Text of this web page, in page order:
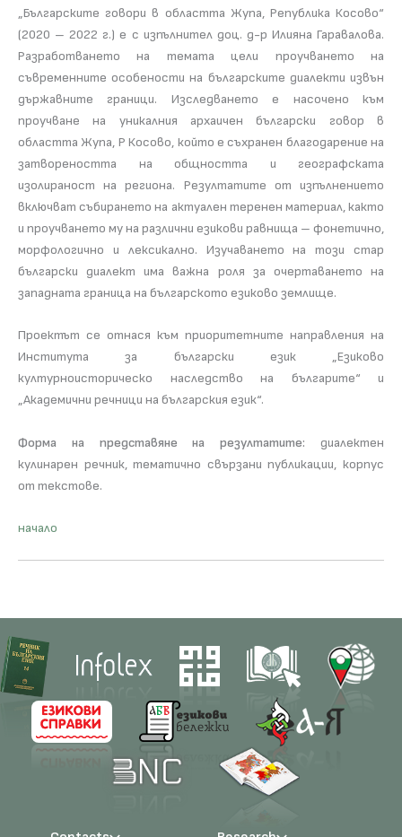
„Българските говори в областта Жупа, Република Косово“
(2020 – 2022 г.) е с изпълнител доц. д-р Илияна Гаравалова.
Разработването на темата цели проучването на
съвременните особености на българските диалекти извън
държавните граници. Изследването е насочено към
проучване на уникалния архаичен български говор в
областта Жупа, Р Косово, който е съхранен благодарение на
затвореността на общността и географската
изолираност на региона. Резултатите от изпълнението
включват събирането на актуален теренен материал, както
и проучването му на различни езикови равнища – фонетично,
морфологично и лексикално. Изучаването на този стар
български диалект има важна роля за очертаването на
западната граница на българското езиково землище.
Проектът се отнася към приоритетните направления на
Института за български език „Езиково
културноисторическо наследство на българите“ и
„Академични речници на българския език“.
Форма на представяне на резултатите: диалектен
кулинарен речник, тематично свързани публикации, корпус
от текстове.
начало